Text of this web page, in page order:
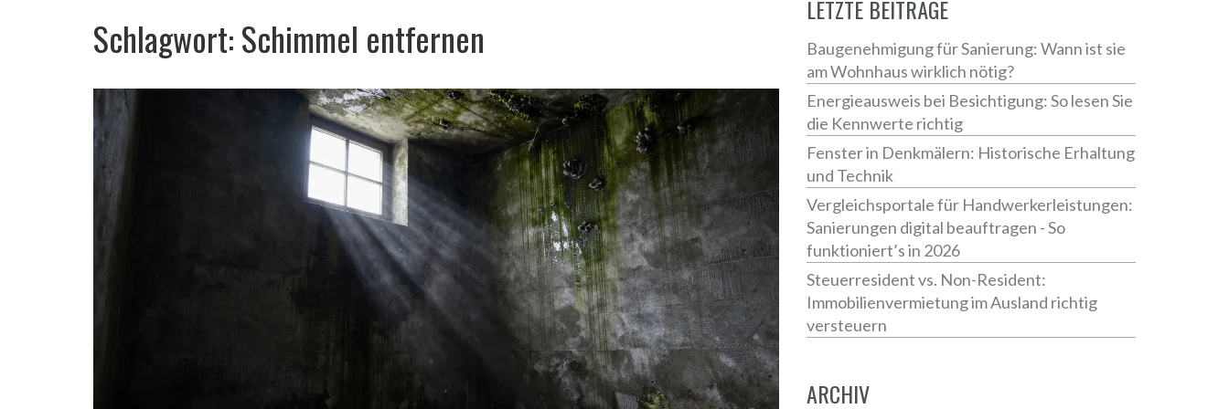
Schlagwort: Schimmel entfernen
LETZTE BEITRÄGE
Baugenehmigung für Sanierung: Wann ist sie
am Wohnhaus wirklich nötig?
Energieausweis bei Besichtigung: So lesen Sie
die Kennwerte richtig
Fenster in Denkmälern: Historische Erhaltung
und Technik
Vergleichsportale für Handwerkerleistungen:
Sanierungen digital beauftragen - So
funktioniert’s in 2026
Steuerresident vs. Non-Resident:
Immobilienvermietung im Ausland richtig
versteuern
ARCHIV